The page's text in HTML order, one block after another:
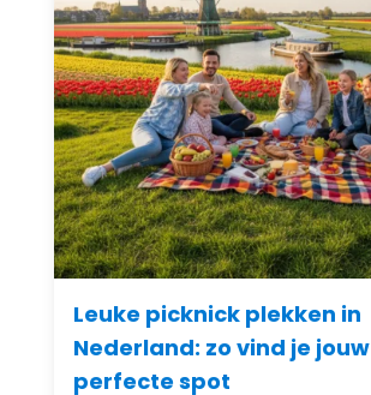
Leuke picknick plekken in
Nederland: zo vind je jouw
perfecte spot